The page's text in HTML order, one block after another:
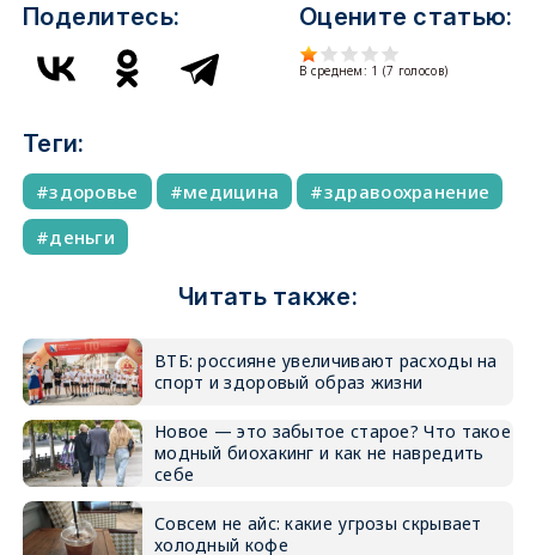
Поделитесь: Оцените статью:
В среднем: 1 (7 голосов)
Теги:
здоровье медицина
здравоохранение
деньги
Читать также:
ВТБ: россияне увеличивают расходы на
спорт и здоровый образ жизни
Новое — это забытое старое? Что такое
модный биохакинг и как не навредить
себе
Совсем не айс: какие угрозы скрывает
холодный кофе